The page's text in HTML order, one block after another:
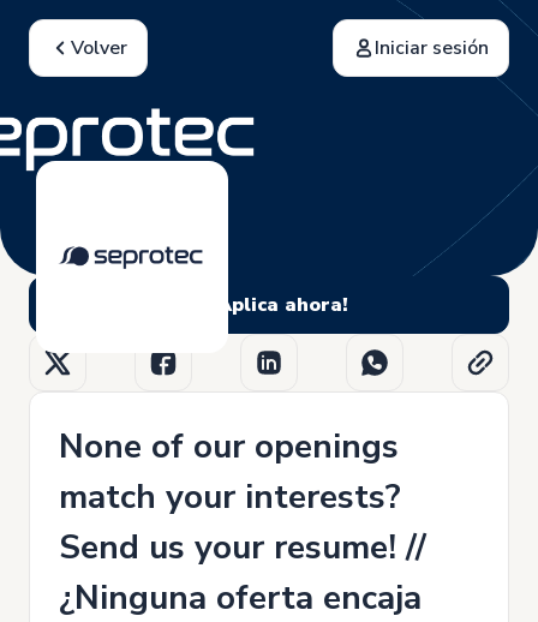
Volver Iniciar sesión
¡Aplica ahora!
None of our openings
match your interests?
Send us your resume! //
¿Ninguna oferta encaja